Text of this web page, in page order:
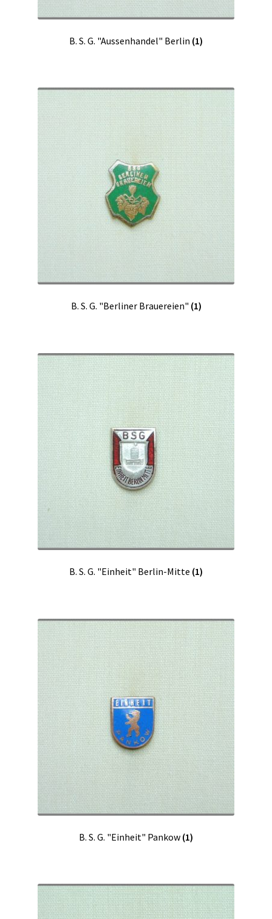
B. S. G. "Aussenhandel" Berlin (1)
B. S. G. "Berliner Brauereien" (1)
B. S. G. "Einheit" Berlin-Mitte (1)
B. S. G. "Einheit" Pankow (1)